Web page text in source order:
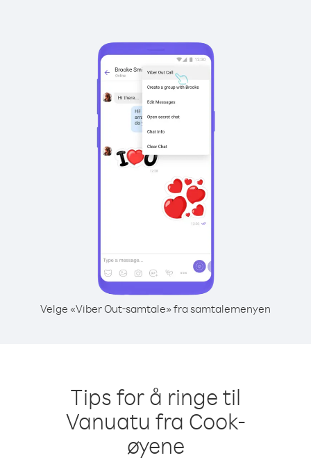
Velge «Viber Out-samtale» fra samtalemenyen
Tips for å ringe til
Vanuatu fra Cook-
øyene